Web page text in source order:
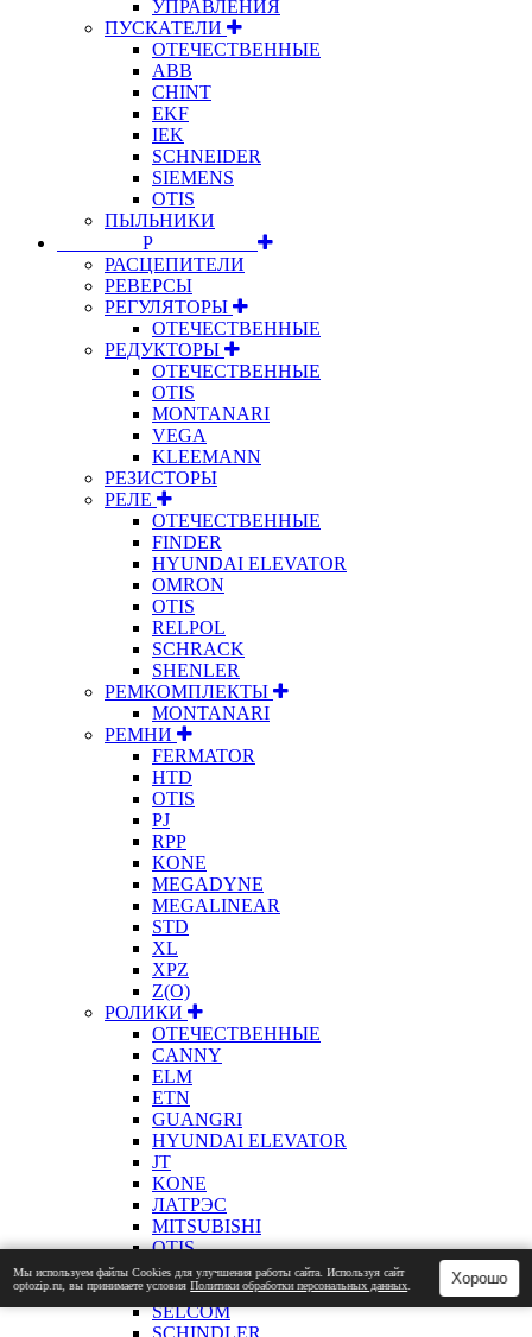
УПРАВЛЕНИЯ
ПУСКАТЕЛИ
ОТЕЧЕСТВЕННЫЕ
ABB
CHINT
EKF
IEK
SCHNEIDER
SIEMENS
OTIS
ПЫЛЬНИКИ
⠀⠀⠀⠀⠀⠀Р⠀⠀⠀⠀⠀⠀⠀
РАСЦЕПИТЕЛИ
РЕВЕРСЫ
РЕГУЛЯТОРЫ
ОТЕЧЕСТВЕННЫЕ
РЕДУКТОРЫ
ОТЕЧЕСТВЕННЫЕ
OTIS
MONTANARI
VEGA
KLEEMANN
РЕЗИСТОРЫ
РЕЛЕ
ОТЕЧЕСТВЕННЫЕ
FINDER
HYUNDAI ELEVATOR
OMRON
OTIS
RELPOL
SCHRACK
SHENLER
РЕМКОМПЛЕКТЫ
MONTANARI
РЕМНИ
FERMATOR
HTD
OTIS
PJ
RPP
KONE
MEGADYNE
MEGALINEAR
STD
XL
XPZ
Z(О)
РОЛИКИ
ОТЕЧЕСТВЕННЫЕ
CANNY
ELM
ETN
GUANGRI
HYUNDAI ELEVATOR
JT
KONE
ЛАТРЭС
MITSUBISHI
OTIS
PRISMA
SEC
SELCOM
Мы используем файлы Сookies для улучшения работы сайта. Используя сайт
optozip.ru, вы принимаете условияПолитики обработки персональных данных Хорошо